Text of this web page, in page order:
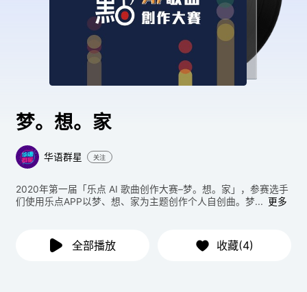
梦。想。家
华语群星 关注
2020年第一届「乐点 AI 歌曲创作大赛–梦。想。家」，参赛选手
们使用乐点APP以梦、想、家为主题创作个人自创曲。梦... 更多
全部播放 收藏(4)